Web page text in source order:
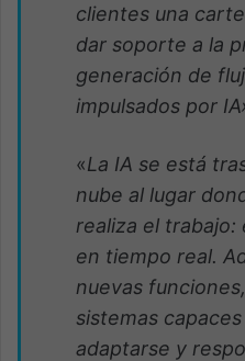
clientes una
dar soporte a la
generación de
impulsados ​​por
«La IA se está
nube al lugar
realiza el trabajo:
en tiempo real.
nuevas
sistemas
adaptarse y